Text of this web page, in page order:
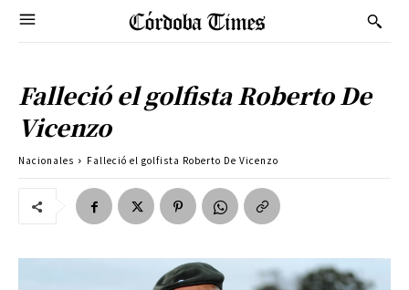
Falleció el golfista Roberto De
Vicenzo
Nacionales Falleció el golfista Roberto De Vicenzo